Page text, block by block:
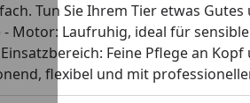
Tun Sie Ihrem Tier etwas
Laufruhig, ideal für
Feine Pflege an
flexibel und mit